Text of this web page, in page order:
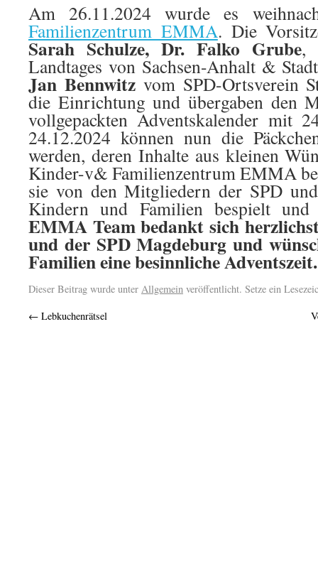
Am 26.11.2024 wurde es
Familienzentrum EMMA. Die
Sarah Schulze, Dr. Falko Grube,
Landtages von Sachsen-Anhalt &
Jan Bennwitzvom SPD-Ortsverein
die Einrichtung und übergaben den
vollgepackten Adventskalender mit
24.12.2024 können nun die
werden, deren Inhalte aus kleinen
Kinder-v& Familienzentrum EMMA
sie von den Mitgliedern der SPD
Kindern und Familien bespielt
EMMA Team bedankt sich
und der SPD Magdeburg und
Familien eine besinnliche Adventszeit.
Dieser Beitrag wurde unter Allgemein veröffentlicht. Setze ein
← Lebkuchenrätsel